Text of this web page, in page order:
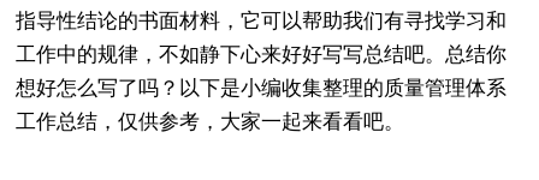
指导性结论的书面材料，它可以帮助我们有寻找学习和
工作中的规律，不如静下心来好好写写总结吧。总结你
想好怎么写了吗？以下是小编收集整理的质量管理体系
工作总结，仅供参考，大家一起来看看吧。